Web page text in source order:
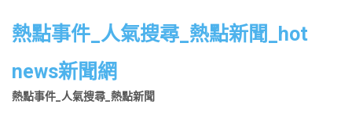
熱點事件_人氣搜尋_熱點新聞_hot
news新聞網
熱點事件_人氣搜尋_熱點新聞